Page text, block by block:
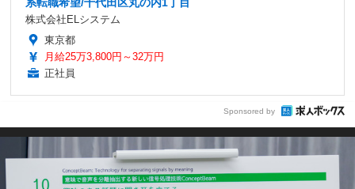
系転職希望/千代田区丸の内1丁目
株式会社ELシステム
東京都
月給25万3,800円～32万円
正社員
Sponsored by